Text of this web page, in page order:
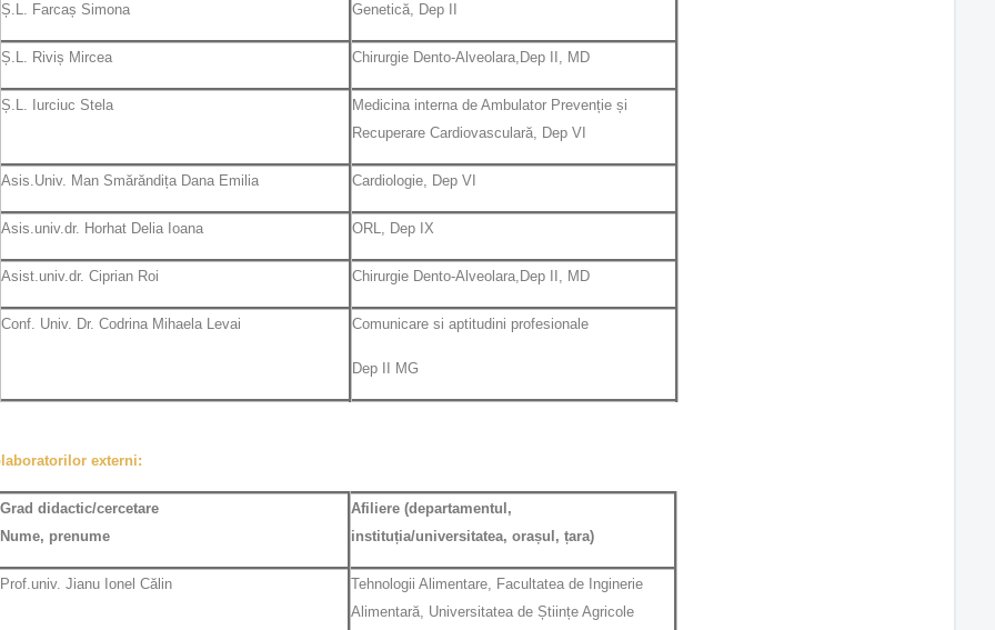
Ș.L. Farcaș Simona Genetică, Dep II
Ș.L. Riviș Mircea Chirurgie Dento-Alveolara,Dep II, MD
Ș.L. Iurciuc Stela
Medicina interna de Ambulator Prevenție și
Recuperare Cardiovasculară, Dep VI
Asis.Univ. Man Smărăndița Dana Emilia Cardiologie, Dep VI
Asis.univ.dr. Horhat Delia Ioana ORL, Dep IX
Asist.univ.dr. Ciprian Roi Chirurgie Dento-Alveolara,Dep II, MD
Conf. Univ. Dr. Codrina Mihaela Levai Comunicare si aptitudini profesionale
Dep II MG
externi:
Grad didactic/cercetare
Nume, prenume
Afiliere (departamentul,
instituția/universitatea, orașul, țara)
Prof.univ. Jianu Ionel Călin
Tehnologii Alimentare, Facultatea de Inginerie
Alimentară, Universitatea de Științe Agricole